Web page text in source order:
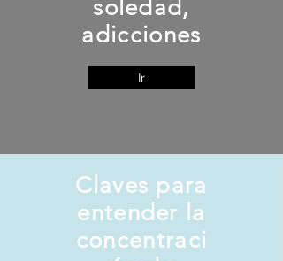
soledad,
adicciones
Ir
Claves para
entender la
concentraci